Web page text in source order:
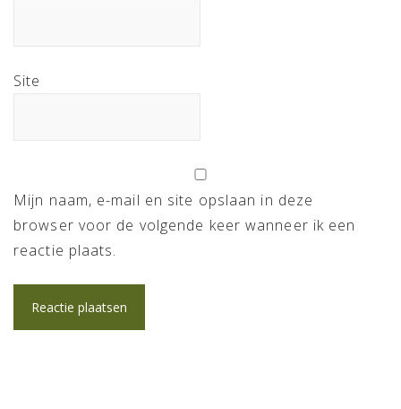
Site
Mijn naam, e-mail en site opslaan in deze
browser voor de volgende keer wanneer ik een
reactie plaats.